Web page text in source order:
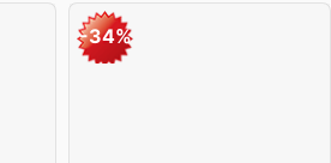
-34%